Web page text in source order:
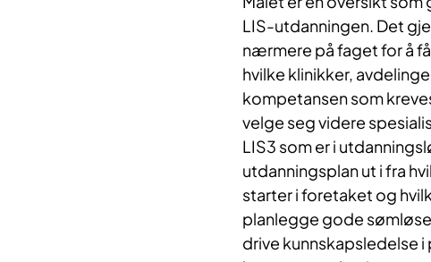
LIS-utdanningen. Det
nærmere på faget for å
hvilke klinikker,
kompetansen som
velge seg videre
LIS3 som er i
utdanningsplan ut i fra
starter i foretaket og
planlegge gode
drive kunnskapsledelse